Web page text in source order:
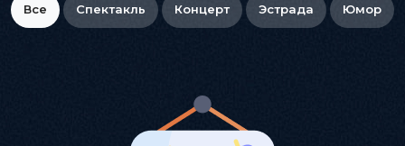
Все Спектакль Концерт Эстрада Юмор